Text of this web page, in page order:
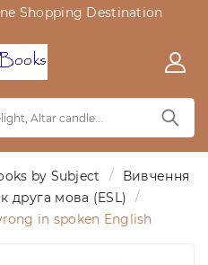
Shopping Destination
by Subject
Вивчення
друга мова (ESL)
in spoken English